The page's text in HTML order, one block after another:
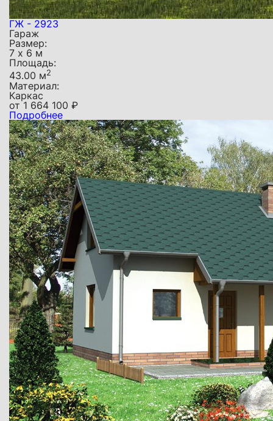
ГЖ - 2923
Гараж
Размер:
7 х 6 м
Площадь:
43.00 м2
Материал:
Каркас
от1 664 100 ₽
Подробнее